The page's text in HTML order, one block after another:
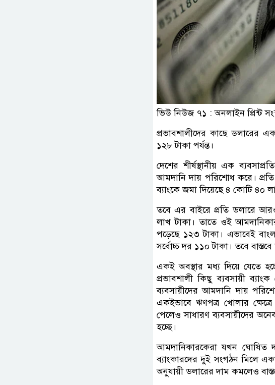
ভিউ নিউজ ৭১ : অনলাইন প্রিন্ট
প্রভাবশালীদের কাছে ডলারের
১২৮ টাকা পর্যন্ত।
দেশের শীর্ষস্থানীয় এক
আমদানি দায় পরিশোধ করে। প্রতি
ব্যাংকে জমা দিয়েছে ৪ কোটি ৪০
তবে এর বাইরে প্রতি ডলারে
লাখ টাকা। তাতে ওই
পড়েছে ১২৩ টাকা। এভাবেই
সর্বোচ্চ দর ১১০ টাকা। তবে
একই অবস্থার মধ্য দিয়ে যেতে
প্রভাবশালী কিছু ব্যবসায়ী
ব্যবসায়ীদের আমদানি দায়
একইভাবে ঋণপত্র খোলার
পেলেও সাধারণ ব্যবসায়ীদের
হচ্ছে।
আমদানিকারকেরা যখন ঘোষিত
ব্যাংকারদের দুই সংগঠন মিলে
অনুযায়ী ডলারের দাম কমলেও